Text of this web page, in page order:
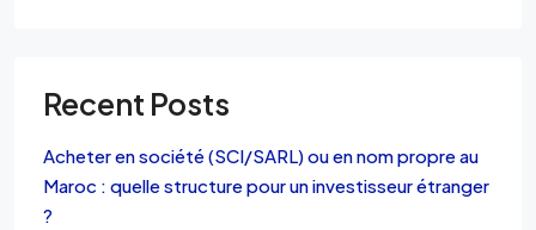
Recent Posts
Acheter en société (SCI/SARL) ou en nom propre au
Maroc : quelle structure pour un investisseur étranger
?